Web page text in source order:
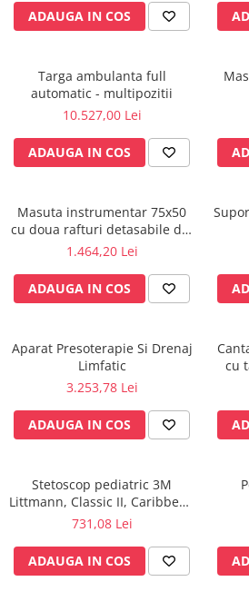
Holter EKG
Injectomate
CPAP si AUTOCPAP
Instalatii gaze medicinale
Statii gaze medicinale
Prize gaze medicinale
Regulatoare presiune gaze
medicinale
Butelii gaze medicale
Conectori gaze medicinale
Componente statii gaze
Panouri control si alarmare
Console ATI si UPU
Dispozitive si sisteme de prindere /
Rampa gaze medicale pat pacient
Rampa iluminat alarmare
Accesorii vase
Tevi cupru si accesorii
ADAUGA IN COS
Targa ambulanta full
automatic - multipozitii
10.527,00 Lei
ADAUGA IN COS
Masuta instrumentar 75x50
cu doua rafturi detasabile din
inox - M600879/I
1.464,20 Lei
ADAUGA IN COS
Aparat Presoterapie Si Drenaj
Limfatic
3.253,78 Lei
ADAUGA IN COS
cu
Stetoscop pediatric 3M
Littmann, Classic II, Caribbean
Blue 2153
731,08 Lei
ADAUGA IN COS